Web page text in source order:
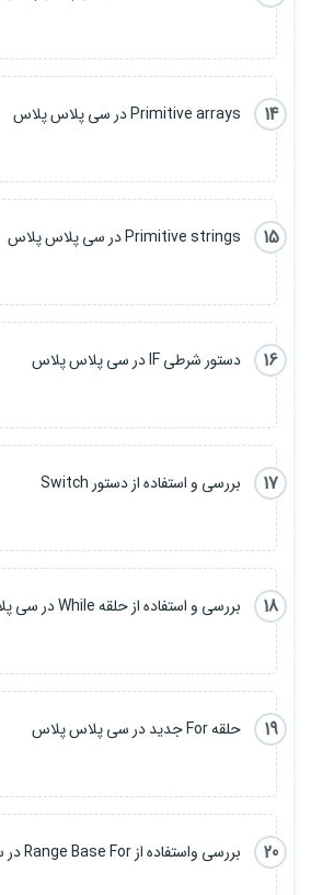
14
Primitive arrays در سی پلاس پلاس
15
Primitive strings در سی پلاس پلاس
16
دستور شرطی IF در سی پلاس پلاس
17
بررسی و استفاده از دستور Switch
18
بررسی و استفاده از حلقه While در سی پلاس پلاس
19
حلقه For جدید در سی پلاس پلاس
20
بررسی واستفاده از Range Base For در سی پلاس پلاس